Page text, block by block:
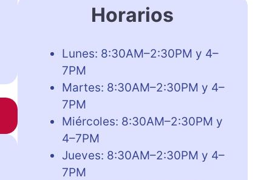
Horarios
Lunes: 8:30AM–2:30PM y 4–
7PM
Martes: 8:30AM–2:30PM y 4–
7PM
Miércoles: 8:30AM–2:30PM y
4–7PM
Jueves: 8:30AM–2:30PM y 4–
7PM